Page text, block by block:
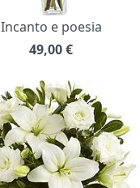
Incanto e poesia
49,00€